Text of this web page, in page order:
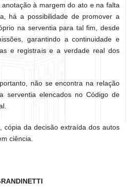
à margem do ato e na falta
há a possibilidade de promover a
na serventia para tal fim, desde
garantindo a continuidade e
e registrais e a verdade real dos
não se encontra na relação
serventia elencados no Código de
cópia da decisão extraída dos autos
ciência.